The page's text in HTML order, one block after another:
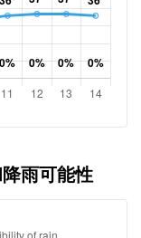
雨可能性